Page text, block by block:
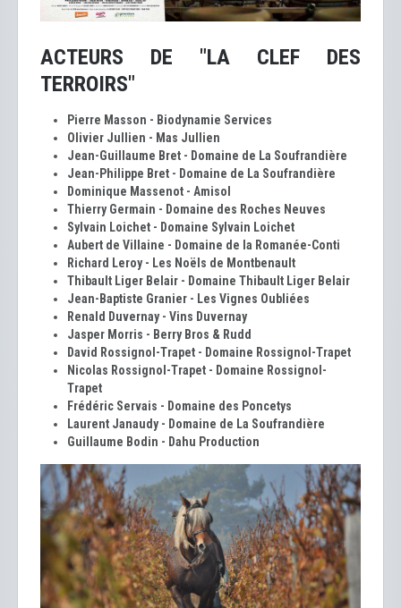
ACTEURS DE "LA CLEF DES
TERROIRS"
Pierre Masson - Biodynamie Services
Olivier Jullien - Mas Jullien
Jean-Guillaume Bret - Domaine de La Soufrandière
Jean-Philippe Bret - Domaine de La Soufrandière
Dominique Massenot - Amisol
Thierry Germain - Domaine des Roches Neuves
Sylvain Loichet - Domaine Sylvain Loichet
Aubert de Villaine - Domaine de la Romanée-Conti
Richard Leroy - Les Noëls de Montbenault
Thibault Liger Belair - Domaine Thibault Liger Belair
Jean-Baptiste Granier - Les Vignes Oubliées
Renald Duvernay - Vins Duvernay
Jasper Morris - Berry Bros & Rudd
David Rossignol-Trapet - Domaine Rossignol-Trapet
Nicolas Rossignol-Trapet - Domaine Rossignol-
Trapet
Frédéric Servais - Domaine des Poncetys
Laurent Janaudy - Domaine de La Soufrandière
Guillaume Bodin - Dahu Production